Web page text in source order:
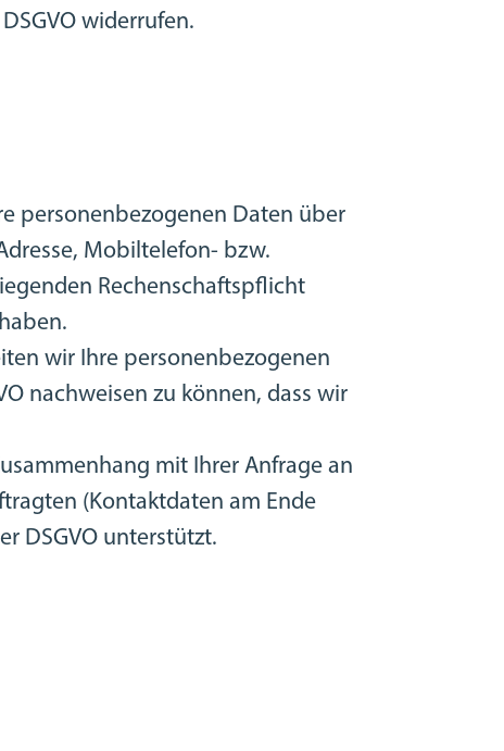
widerrufen.
personenbezogenen Daten über
Mobiltelefon- bzw.
Rechenschaftspflicht
wir Ihre personenbezogenen
nachweisen zu können, dass wir
mit Ihrer Anfrage an
(Kontaktdaten am Ende
DSGVO unterstützt.